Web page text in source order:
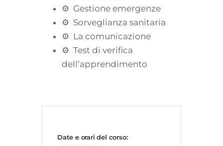
⚙ Gestione emergenze
⚙ Sorveglianza sanitaria
⚙ La comunicazione
⚙ Test di verifica
dell’apprendimento
Date e orari del corso: